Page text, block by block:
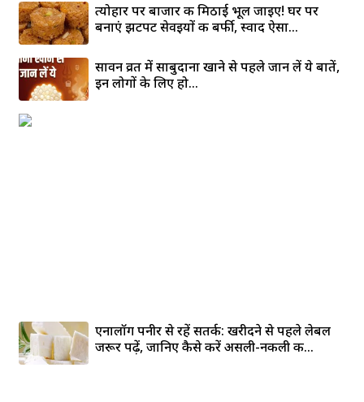
त्योहार पर बाजार की मिठाई भूल जाइए! घर पर
बनाएं झटपट सेवइयों की बर्फी, स्वाद ऐसा...
सावन व्रत में साबुदाना खाने से पहले जान लें ये बातें,
इन लोगों के लिए हो...
एनालॉग पनीर से रहें सतर्क: खरीदने से पहले लेबल
जरूर पढ़ें, जानिए कैसे करें असली-नकली की...